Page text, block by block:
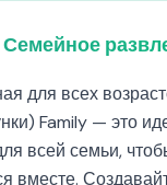
Семейное
для всех
Family — это
всей семьи,
вместе.